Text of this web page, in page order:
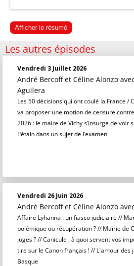
Afficher le résumé
Les autres épisodes
Vendredi 3 Juillet 2026
André Bercoff et Céline Alonzo
Aguilera
Les 50 décisions qui ont coulé la France /
va proposer une motion de censure
2026 : le maire de Vichy s’insurge de voir
Pétain dans un sujet de l’examen
Vendredi 26 Juin 2026
André Bercoff et Céline Alonzo
Affaire Lyhanna : un fiasco judiciaire //
polémique ou récupération ? // Mairie de
juges ? // Canicule : à quoi servent vos
tire sur le Canon français ! // L'amour des
Basque